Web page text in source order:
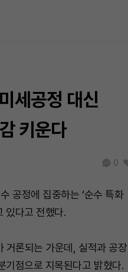
세공정 대신
키운다
0
공정에 집중하는 ‘순수 특화
있다고 전했다.
거론되는 가운데, 실적과 공장
기점으로 지목된다고 밝혔다.